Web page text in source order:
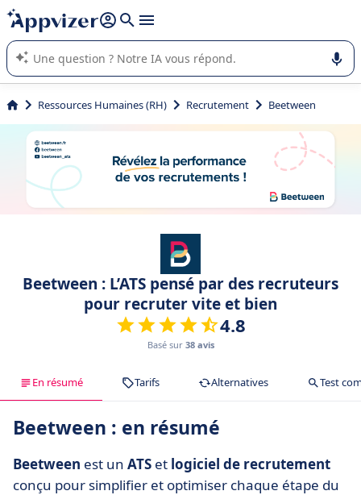
répondre (plusieurs lignes avec
L'IA de Appvizer vous guide dans l'utilisation ou la sélection de
logiciel SaaS en entreprise.
Ressources Humaines (RH) Recrutement Beetween
Beetween : L’ATS pensé par des recruteurs
pour recruter vite et bien
4.8
Basé sur 38 avis
En résumé Tarifs Alternatives Test
Beetween : en résumé
Beetween est un ATS et logiciel de recrutement
conçu pour simplifier et optimiser chaque étape du